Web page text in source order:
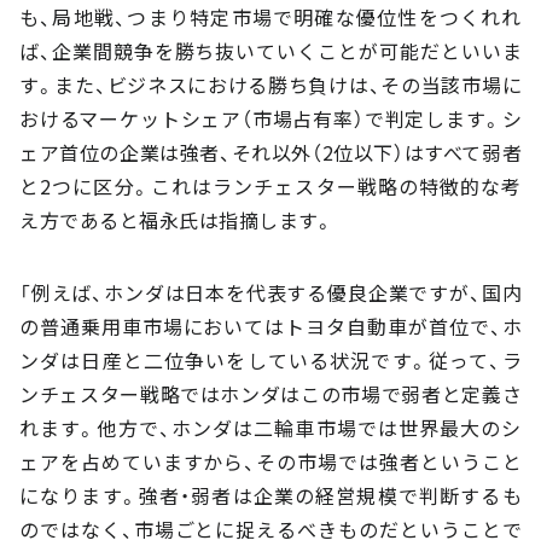
も、局地戦、つまり特定市場で明確な優位性をつくれれ
ば、企業間競争を勝ち抜いていくことが可能だといいま
す。また、ビジネスにおける勝ち負けは、その当該市場に
おけるマーケットシェア（市場占有率）で判定します。シ
ェア首位の企業は強者、それ以外（2位以下）はすべて弱者
と2つに区分。これはランチェスター戦略の特徴的な考
え方であると福永氏は指摘します。
「例えば、ホンダは日本を代表する優良企業ですが、国内
の普通乗用車市場においてはトヨタ自動車が首位で、ホ
ンダは日産と二位争いをしている状況です。従って、ラ
ンチェスター戦略ではホンダはこの市場で弱者と定義さ
れます。他方で、ホンダは二輪車市場では世界最大のシ
ェアを占めていますから、その市場では強者ということ
になります。強者・弱者は企業の経営規模で判断するも
のではなく、市場ごとに捉えるべきものだということで